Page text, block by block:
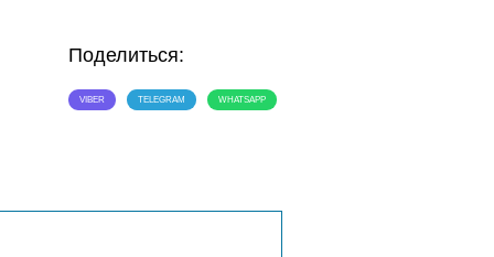
Поделиться:
VIBER TELEGRAM WHATSAPP